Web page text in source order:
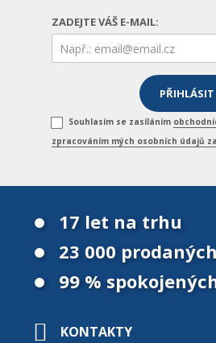
ZADEJTE VÁŠ E-MAIL:
Souhlasím se zasíláním
zpracováním mých osobních údajů
17 let na trhu
23 000
99 %
KONTAKTY